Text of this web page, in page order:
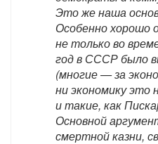
Это же наша
Особенно хорошо
не только во
год в СССР было
(многие — за
ни экономику это
и такие, как
Основной
смертной казни,